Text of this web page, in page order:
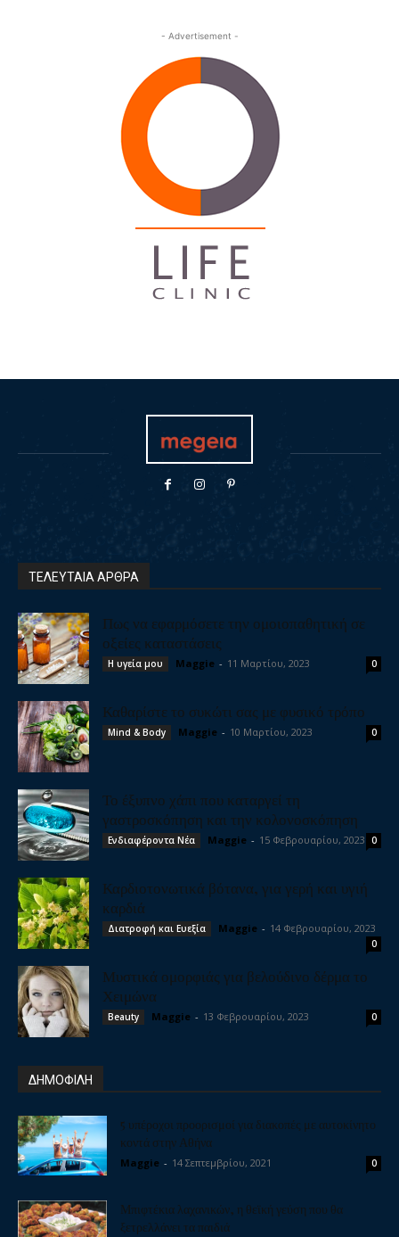
- Advertisement -
ΤΕΛΕΥΤΑΙΑ ΑΡΘΡΑ
Πως να εφαρμόσετε την ομοιοπαθητική σε
οξείες καταστάσεις
Η υγεία μου Maggie - 11 Μαρτίου, 2023 0
Καθαρίστε το συκώτι σας με φυσικό τρόπο
Mind & Body Maggie - 10 Μαρτίου, 2023 0
Το έξυπνο χάπι που καταργεί τη
γαστροσκόπηση και την κολονοσκόπηση
Ενδιαφέροντα Νέα Maggie - 15 Φεβρουαρίου, 2023 0
Καρδιοτονωτικά βότανα, για γερή και υγιή
καρδιά
Διατροφή και Ευεξία Maggie - 14 Φεβρουαρίου, 2023
0
Μυστικά ομορφιάς για βελούδινο δέρμα το
Χειμώνα
Beauty Maggie - 13 Φεβρουαρίου, 2023 0
ΔΗΜΟΦΙΛΗ
5 υπέροχοι προορισμοί για διακοπές με αυτοκίνητο
κοντά στην Αθήνα
Maggie - 14 Σεπτεμβρίου, 2021 0
Μπιφτέκια λαχανικών, η θεϊκή γεύση που θα
ξετρελλάνει τα παιδιά